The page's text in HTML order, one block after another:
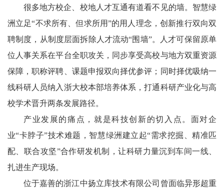
很多地方校企、校地人才互通有道看不见的墙。智慧绿
洲立足“不求所有、但求所用”的用人理念，创新推行双向双
聘制度，从制度层面拆除人才流动“围墙”。人才可保留原单
位人事关系在平台全职攻关，同步享受高校与地方双重资源
保障，职称评聘、课题申报双向择优参评；同时择优吸纳一
线科研人员纳入浙大校本部培养体系，打通科研产业化与高
校学术晋升两条发展路径。
产业发展的痛点，就是科技创新的切入点。面对企
业“卡脖子”技术难题，智慧绿洲建立起“需求挖掘、精准匹
配、联合攻坚”合作研发机制，让科研力量沉到车间一线、
扎进生产现场。
位于嘉善的浙江中扬立库技术有限公司曾面临异形超重